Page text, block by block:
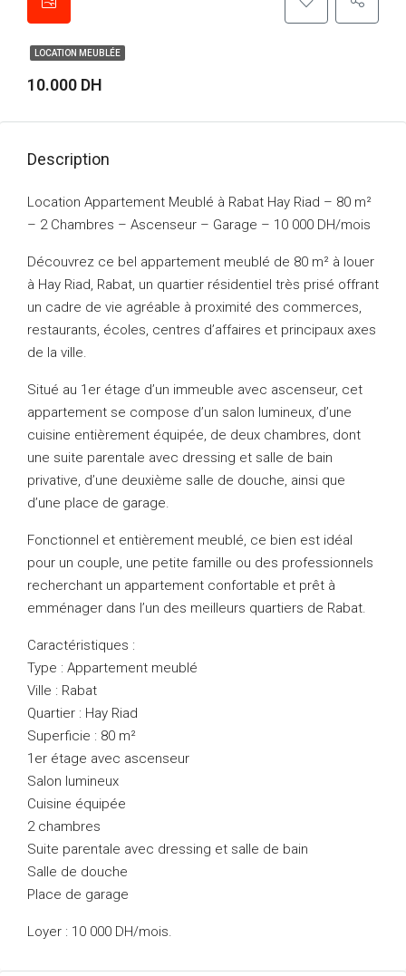
LOCATION MEUBLÉE
10.000 DH
Description
Location Appartement Meublé à Rabat Hay Riad – 80 m²
– 2 Chambres – Ascenseur – Garage – 10 000 DH/mois
Découvrez ce bel appartement meublé de 80 m² à louer
à Hay Riad, Rabat, un quartier résidentiel très prisé offrant
un cadre de vie agréable à proximité des commerces,
restaurants, écoles, centres d’affaires et principaux axes
de la ville.
Situé au 1er étage d’un immeuble avec ascenseur, cet
appartement se compose d’un salon lumineux, d’une
cuisine entièrement équipée, de deux chambres, dont
une suite parentale avec dressing et salle de bain
privative, d’une deuxième salle de douche, ainsi que
d’une place de garage.
Fonctionnel et entièrement meublé, ce bien est idéal
pour un couple, une petite famille ou des professionnels
recherchant un appartement confortable et prêt à
emménager dans l’un des meilleurs quartiers de Rabat.
Caractéristiques :
Type : Appartement meublé
Ville : Rabat
Quartier : Hay Riad
Superficie : 80 m²
1er étage avec ascenseur
Salon lumineux
Cuisine équipée
2 chambres
Suite parentale avec dressing et salle de bain
Salle de douche
Place de garage
Loyer : 10 000 DH/mois.